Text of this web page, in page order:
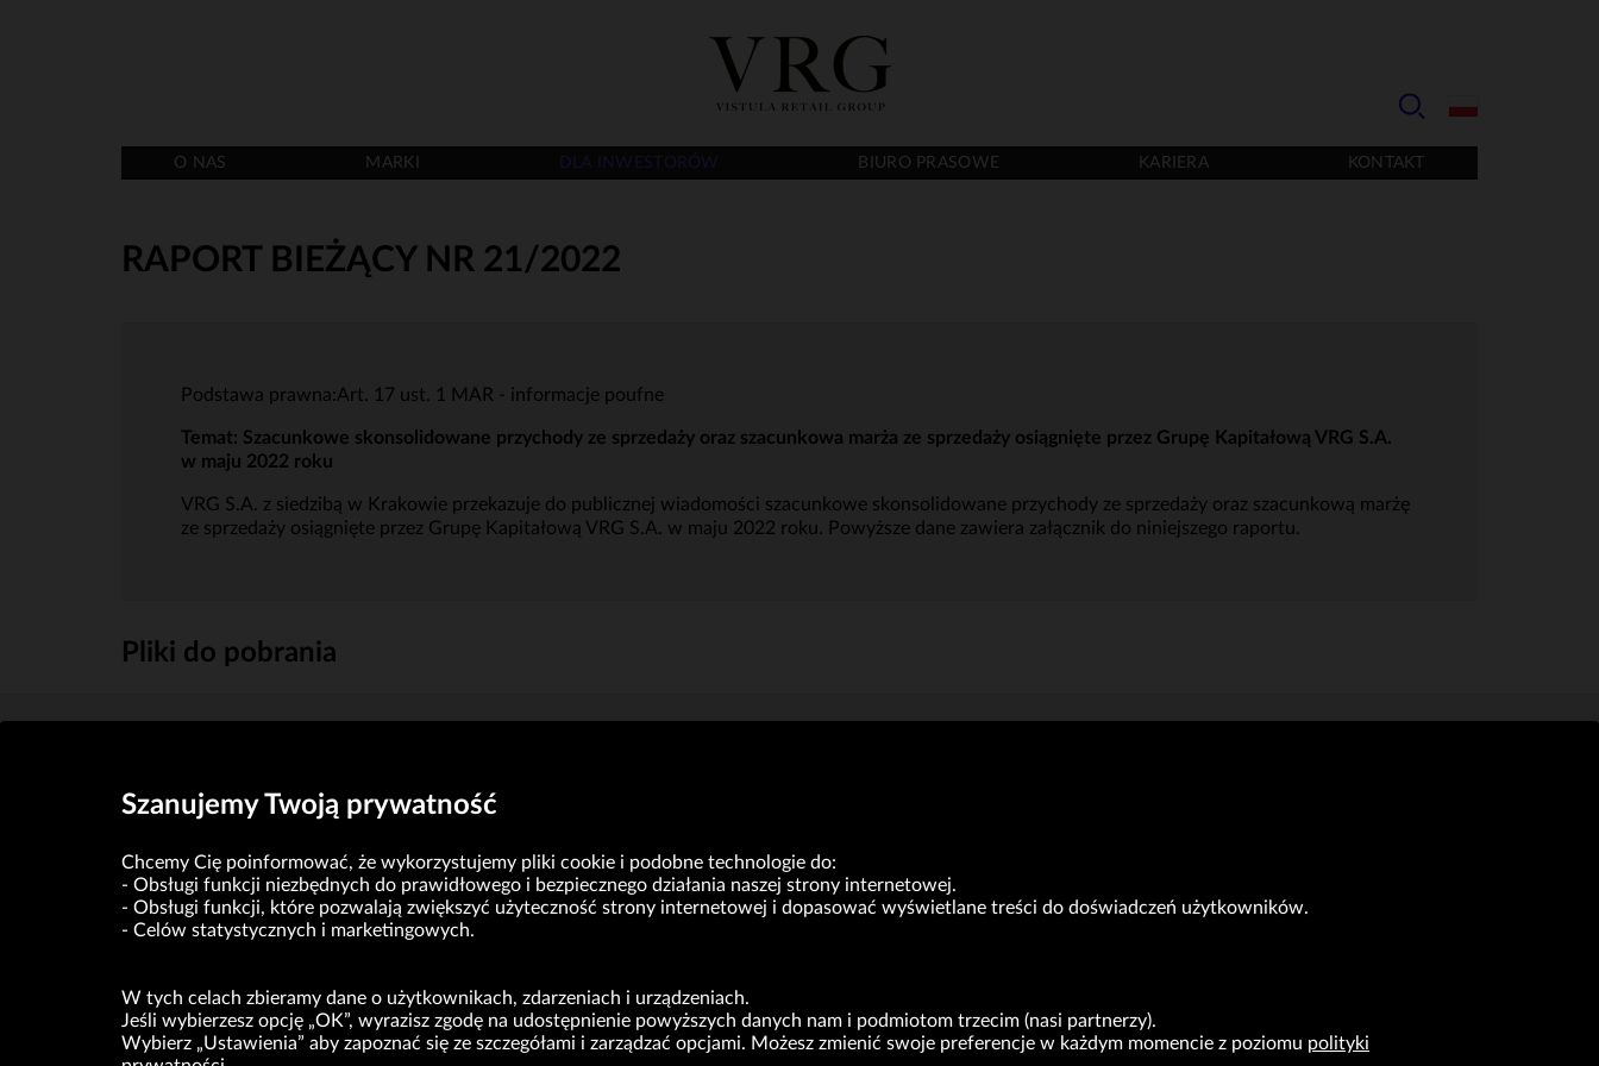
O NAS MARKI DLA INWESTORÓW BIURO PRASOWE KARIERA KONTAKT
RAPORT BIEŻĄCY NR 21/2022
Podstawa prawna:Art. 17 ust. 1 MAR - informacje poufne
Temat: Szacunkowe skonsolidowane przychody ze sprzedaży oraz szacunkowa marża ze sprzedaży osiągnięte przez Grupę Kapitałową VRG S.A.
w maju 2022 roku
VRG S.A. z siedzibą w Krakowie przekazuje do publicznej wiadomości szacunkowe skonsolidowane przychody ze sprzedaży oraz szacunkową marżę
ze sprzedaży osiągnięte przez Grupę Kapitałową VRG S.A. w maju 2022 roku. Powyższe dane zawiera załącznik do niniejszego raportu.
Pliki do pobrania
VRG S.A. | ul. Pilotów 10 | 31-462 Kraków
NIP: 675-000-03-61
Sąd Rejonowy dla Krakowa-Śródmieścia w Krakowie,
Wydział XI Gospodarczy Krajowego Rejestru Sądowego nr 0000047082
Kapitał zakładowy w wysokości 49.122.108,00 zł, w pełni opłacony
Szanujemy Twoją prywatność
Chcemy Cię poinformować, że wykorzystujemy pliki cookie i podobne technologie do:
Obsługi funkcji niezbędnych do prawidłowego i bezpiecznego działania naszej strony internetowej.
Obsługi funkcji, które pozwalają zwiększyć użyteczność strony internetowej i dopasować wyświetlane treści do doświadczeń użytkowników.
Celów statystycznych i marketingowych.
W tych celach zbieramy dane o użytkownikach, zdarzeniach i urządzeniach.
Jeśli wybierzesz opcję „OK”, wyrazisz zgodę na udostępnienie powyższych danych nam i podmiotom trzecim (nasi partnerzy).
Wybierz „Ustawienia” aby zapoznać się ze szczegółami i zarządzać opcjami. Możesz zmienić swoje preferencje w każdym momencie z poziomu polityki